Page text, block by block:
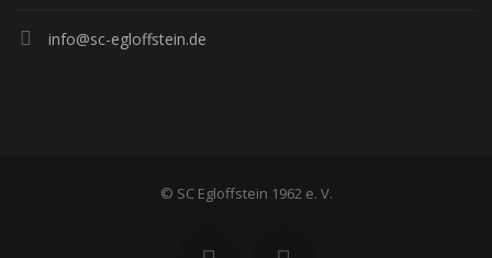
info@sc-egloffstein.de
© SC Egloffstein 1962 e. V.